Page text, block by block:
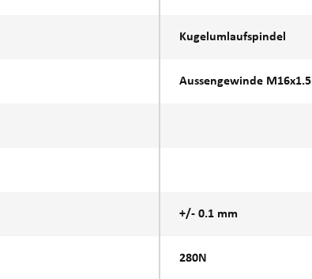
Kugelumlaufspindel
Aussengewinde M16x1.5
+/- 0.1 mm
280N